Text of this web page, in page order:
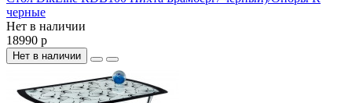
черные
Нет в наличии
18990 р
Нет в наличии